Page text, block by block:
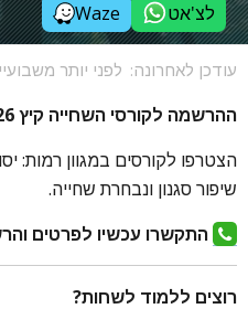
לצ'אט Waze
עודכן לאחרונה: לפני יותר
ההרשמה לקורסי השחייה קיץ 2026 בעיצומה!
הצטרפו לקורסים במגוון רמות:
שיפור סגנון ונבחרת שחייה.
התקשרו עכשיו לפרטים
רוצים ללמוד לשחות?